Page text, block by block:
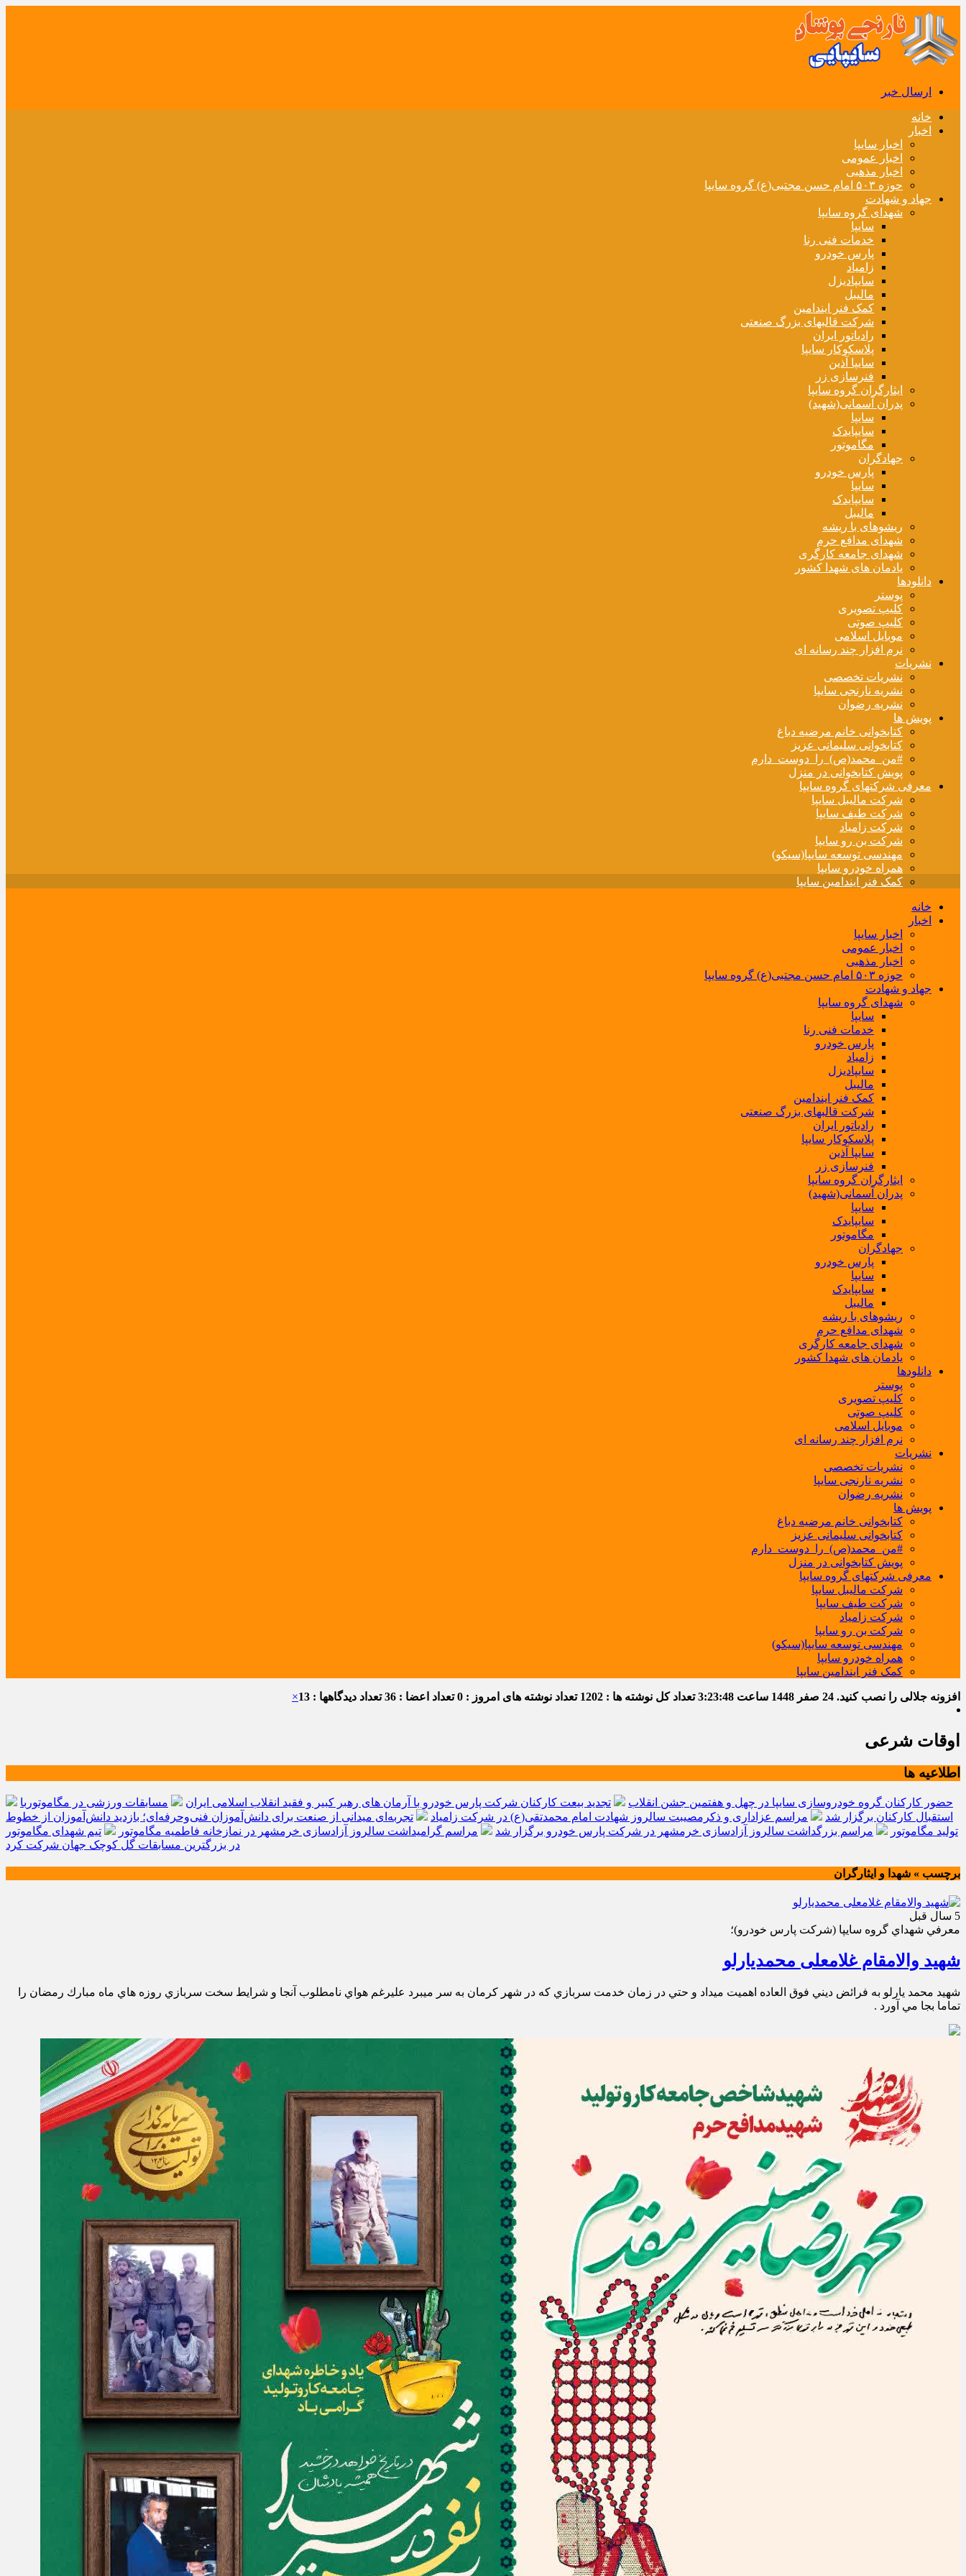
ارسال خبر
خانه
اخبار
اخبار سایپا
اخبار عمومی
اخبار مذهبی
حوزه ۵۰۳ امام حسن مجتبی(ع) گروه سایپا
جهاد و شهادت
شهدای گروه سایپا
سایپا
خدمات فنی رنا
پارس خودرو
زامیاد
سایپادیزل
مالیبل
کمک فنر ایندامین
شرکت قالبهای بزرگ صنعتی
رادیاتور ایران
پلاسکوکار سایپا
سایپا آذین
فنرسازی زر
ایثارگران گروه سایپا
پدران آسمانی(شهید)
سایپا
سایپایدک
مگاموتور
جهادگران
پارس خودرو
سایپا
سایپایدک
مالیبل
ریشوهای با ریشه
شهدای مدافع حرم
شهدای جامعه کارگری
یادمان های شهدا کشور
دانلودها
پوستر
کلیپ تصویری
کلیپ صوتی
موبایل اسلامی
نرم افزار چند رسانه ای
نشریات
نشریات تخصصی
نشریه نارنجی سایپا
نشریه رضوان
پویش ها
کتابخوانی خانم مرضیه دباغ
کتابخوانی سلیمانی عزیز
#من_محمد(ص)_را_دوست_دارم
پویش کتابخوانی در منزل
معرفی شرکتهای گروه سایپا
شرکت مالیبل سایپا
شرکت طیف سایپا
شرکت زامیاد
شرکت بن رو سایپا
مهندسی توسعه سایپا(سیکو)
همراه خودرو سایپا
کمک فنر ایندامین سایپا
خانه
اخبار
اخبار سایپا
اخبار عمومی
اخبار مذهبی
حوزه ۵۰۳ امام حسن مجتبی(ع) گروه سایپا
جهاد و شهادت
شهدای گروه سایپا
سایپا
خدمات فنی رنا
پارس خودرو
زامیاد
سایپادیزل
مالیبل
کمک فنر ایندامین
شرکت قالبهای بزرگ صنعتی
رادیاتور ایران
پلاسکوکار سایپا
سایپا آذین
فنرسازی زر
ایثارگران گروه سایپا
پدران آسمانی(شهید)
سایپا
سایپایدک
مگاموتور
جهادگران
پارس خودرو
سایپا
سایپایدک
مالیبل
ریشوهای با ریشه
شهدای مدافع حرم
شهدای جامعه کارگری
یادمان های شهدا کشور
دانلودها
پوستر
کلیپ تصویری
کلیپ صوتی
موبایل اسلامی
نرم افزار چند رسانه ای
نشریات
نشریات تخصصی
نشریه نارنجی سایپا
نشریه رضوان
پویش ها
کتابخوانی خانم مرضیه دباغ
کتابخوانی سلیمانی عزیز
#من_محمد(ص)_را_دوست_دارم
پویش کتابخوانی در منزل
معرفی شرکتهای گروه سایپا
شرکت مالیبل سایپا
شرکت طیف سایپا
شرکت زامیاد
شرکت بن رو سایپا
مهندسی توسعه سایپا(سیکو)
همراه خودرو سایپا
کمک فنر ایندامین سایپا
افزونه جلالی را نصب کنید. 24 صفر 1448 ساعت 3:23:49تعداد کل نوشته ها : 1202 تعداد نوشته های امروز : 0 تعداد اعضا : 36 تعداد دیدگاهها : 13 ×
اوقات شرعی
اطلاعیه ها
حضور کارکنان گروه خودروسازی سایپا در چهل و هفتمین جشن انقلاب تجدید بیعت کارکنان شرکت پارس خودرو با آرمان های رهبر کبیر و فقید انقلاب اسلامی ایران
مسابقات ورزشی در مگاموتوربا
استقبال کارکنان برگزار شد
مراسم عزاداری و ذکرمصیبت سالروز شهادت امام محمدتقی(ع) در شرکت زامیاد
تجربه‌ای میدانی از صنعت برای دانش‌آموزان فنی‌وحرفه‌ای؛ بازدید دانش‌آموزان از خطوط
تولید مگاموتور
مراسم بزرگداشت سالروز آزادسازی خرمشهر در شرکت پارس خودرو برگزار شد مراسم گرامیداشت سالروز آزادسازی خرمشهر در نمازخانه فاطمیه مگاموتور
تیم شهدای مگاموتور
در بزرگترین مسابقات گل کوچک جهان شرکت کرد
برچسب » شهدا و ايثارگران
5 سال قبل
معرفي شهداي گروه سايپا (شركت پارس خودرو)؛
شهید والامقام غلامعلی محمدیارلو
شهيد محمد يارلو به فرائض ديني فوق العاده اهميت ميداد و حتي در زمان خدمت سربازي كه در شهر كرمان به سر ميبرد عليرغم هواي نامطلوب آنجا و شرايط سخت سربازي روزه هاي ماه مبارك رمضان را
تماما بجا مي آورد .